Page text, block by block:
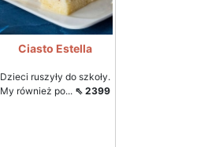
Ciasto Estella
Dzieci ruszyły do szkoły.
My również po... ⇖ 2399